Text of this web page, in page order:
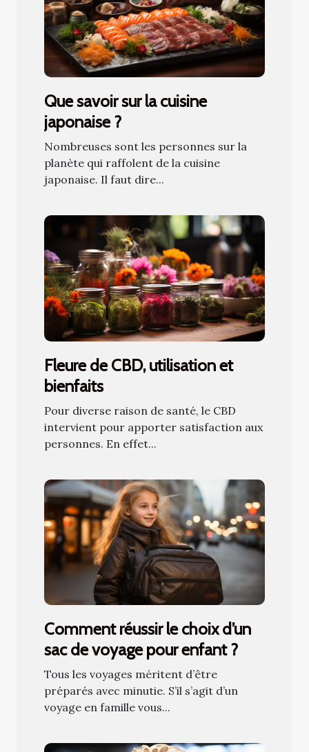
Que savoir sur la cuisine
japonaise ?
Nombreuses sont les personnes sur la
planète qui raffolent de la cuisine
japonaise. Il faut dire...
Fleure de CBD, utilisation et
bienfaits
Pour diverse raison de santé, le CBD
intervient pour apporter satisfaction aux
personnes. En effet...
Comment réussir le choix d’un
sac de voyage pour enfant ?
Tous les voyages méritent d’être
préparés avec minutie. S’il s’agit d’un
voyage en famille vous...